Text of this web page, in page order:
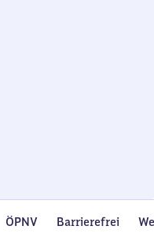
ÖPNV Barrierefrei